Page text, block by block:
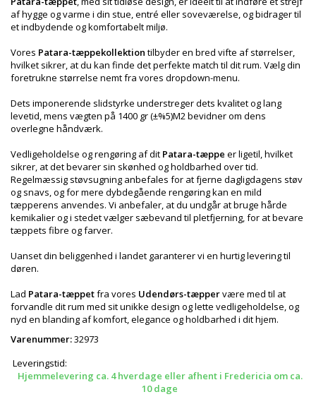
af hygge og varme i din stue, entré eller soveværelse, og bidrager til
et indbydende og komfortabelt miljø.
Vores Patara-tæppekollektion tilbyder en bred vifte af størrelser,
hvilket sikrer, at du kan finde det perfekte match til dit rum. Vælg din
foretrukne størrelse nemt fra vores dropdown-menu.
Dets imponerende slidstyrke understreger dets kvalitet og lang
levetid, mens vægten på 1400 gr (±%5)M2 bevidner om dens
overlegne håndværk.
Vedligeholdelse og rengøring af dit Patara-tæppe er ligetil, hvilket
sikrer, at det bevarer sin skønhed og holdbarhed over tid.
Regelmæssig støvsugning anbefales for at fjerne dagligdagens støv
og snavs, og for mere dybdegående rengøring kan en mild
tæpperens anvendes. Vi anbefaler, at du undgår at bruge hårde
kemikalier og i stedet vælger sæbevand til pletfjerning, for at bevare
tæppets fibre og farver.
Uanset din beliggenhed i landet garanterer vi en hurtig levering til
døren.
Lad Patara-tæppetfra vores Udendørs-tæppervære med til at
forvandle dit rum med sit unikke design og lette vedligeholdelse, og
nyd en blanding af komfort, elegance og holdbarhed i dit hjem.
Varenummer:32973
Leveringstid:
Hjemmelevering ca. 4 hverdage eller afhent i Fredericia om ca.
10 dage